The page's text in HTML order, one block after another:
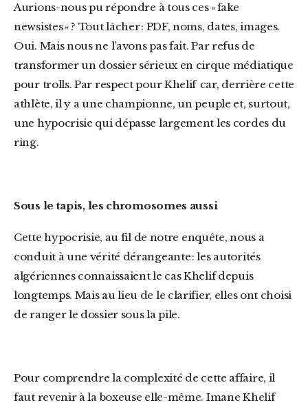
Aurions-nous pu répondre à tous ces « fake
newsistes » ? Tout lâcher : PDF, noms, dates, images.
Oui. Mais nous ne l’avons pas fait. Par refus de
transformer un dossier sérieux en cirque médiatique
pour trolls. Par respect pour Khelif car, derrière cette
athlète, il y a une championne, un peuple et, surtout,
une hypocrisie qui dépasse largement les cordes du
ring.
Sous le tapis, les chromosomes aussi
Cette hypocrisie, au fil de notre enquête, nous a
conduit à une vérité dérangeante : les autorités
algériennes connaissaient le cas Khelif depuis
longtemps. Mais au lieu de le clarifier, elles ont choisi
de ranger le dossier sous la pile.
Pour comprendre la complexité de cette affaire, il
faut revenir à la boxeuse elle-même. Imane Khelif